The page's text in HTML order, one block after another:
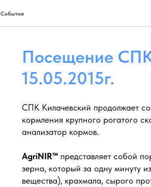
События
Посещение
15.05.2015г.
СПК Килачевский продолжает
кормления крупного рогатого
анализатор кормов.
AgriNIR™ представляет собой
зерна, который за одну минуту
вещества), крахмала, сырого